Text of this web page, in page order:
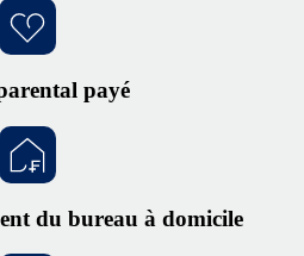
payé
du bureau à domicile